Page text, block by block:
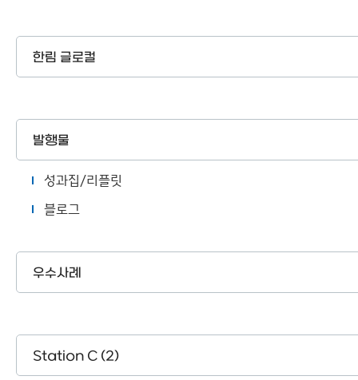
한림 글로컬
발행물
성과집/리플릿
블로그
우수사례
Station C (2)